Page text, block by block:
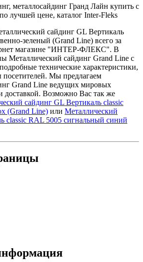
металлосайдинг Гранд Лайн купить с
лучшей цене, каталог Inter-Fleks
сайдинг GL Вертикаль
зеленый (Grand Line) всего за
магазине "ИНТЕР-ФЛЕКС". В
Металлический сайдинг Grand Line с
технические характеристики,
Мы предлагаем
Grand Line ведущих мировых
доставкой. Возможно Вас так же
сайдинг GL Вертикаль classic
(Grand Line) или Металлический
classic RAL 5005 сигнальный синий